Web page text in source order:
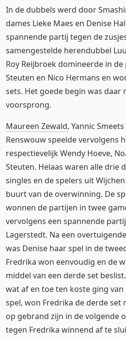
In de dubbels werd door
dames Lieke Maes en Denise
spannende partij tegen de
samengestelde herendubbel
Roy Reijbroek domineerde in
Steuten en Nico Hermans en
sets. Het goede begin was daar
voorsprong.
Maureen Zewald, Yannic
Renswouw speelde vervolgens
respectievelijk Wendy Hoeve,
Steuten. Helaas waren alle drie
singles en de spelers uit
buurt van de overwinning. De
wonnen de partijen in twee
vervolgens een spannende
Lagerstedt. Na een
was Denise haar spel in de
Fredrika won eenvoudig en de
middel van een derde set
wat af en toe ten koste ging
spel, won Fredrika de derde set
op gebrand zijn in de volgende
tegen Fredrika winnend af te